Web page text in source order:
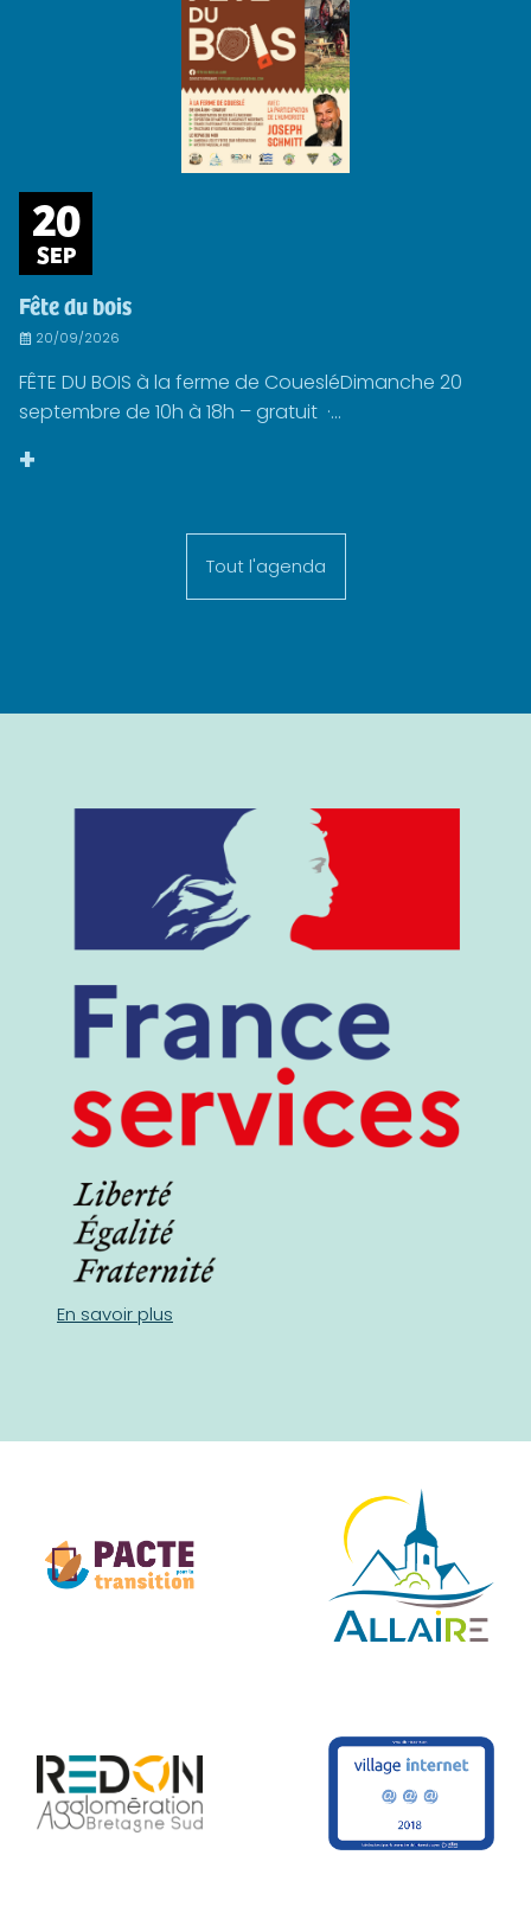
20
SEP
Fête du bois
20/09/2026
FÊTE DU BOIS à la ferme de CouesléDimanche 20
septembre de 10h à 18h – gratuit ·...
+
Tout l'agenda
En savoir plus